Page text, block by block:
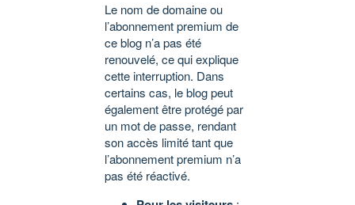
Le nom de domaine ou
l’abonnement premium de
ce blog n’a pas été
renouvelé, ce qui explique
cette interruption. Dans
certains cas, le blog peut
également être protégé par
un mot de passe, rendant
son accès limité tant que
l’abonnement premium n’a
pas été réactivé.